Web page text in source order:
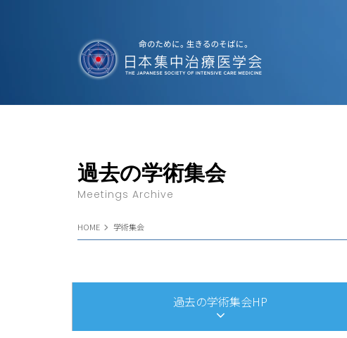
過去の学術集会
Meetings Archive
HOME 学術集会
過去の学術集会HP